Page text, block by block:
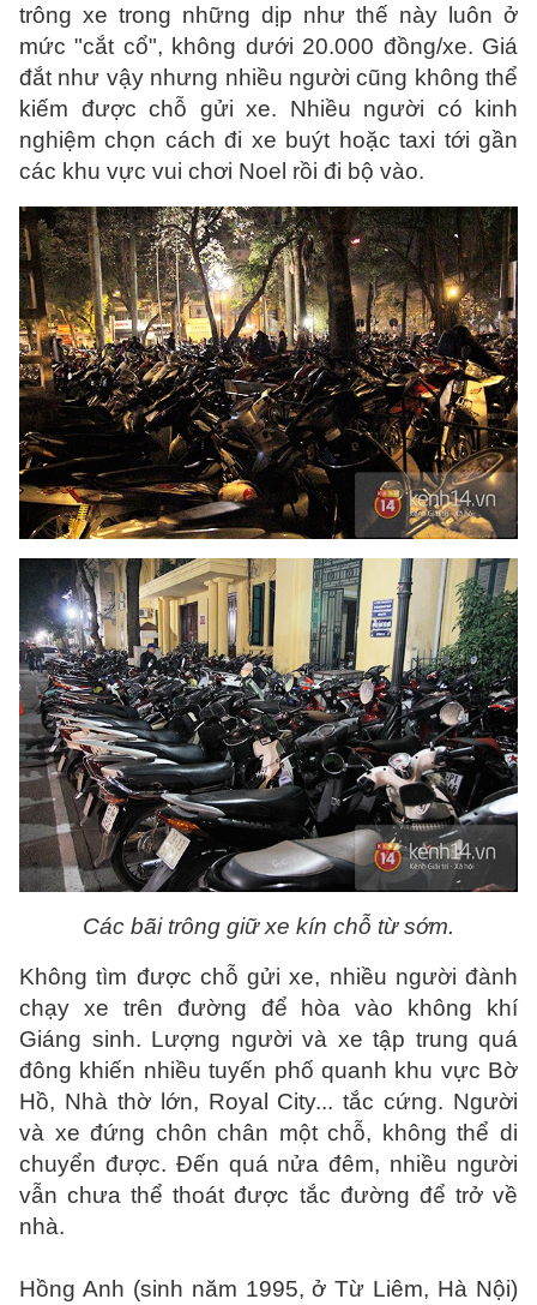
trông xe trong những dịp như thế này luôn ở
mức "cắt cổ", không dưới 20.000 đồng/xe. Giá
đắt như vậy nhưng nhiều người cũng không thể
kiếm được chỗ gửi xe. Nhiều người có kinh
nghiệm chọn cách đi xe buýt hoặc taxi tới gần
các khu vực vui chơi Noel rồi đi bộ vào.
Các bãi trông giữ xe kín chỗ từ sớm.
Không tìm được chỗ gửi xe, nhiều người đành
chạy xe trên đường để hòa vào không khí
Giáng sinh. Lượng người và xe tập trung quá
đông khiến nhiều tuyến phố quanh khu vực Bờ
Hồ, Nhà thờ lớn, Royal City... tắc cứng. Người
và xe đứng chôn chân một chỗ, không thể di
chuyển được. Đến quá nửa đêm, nhiều người
vẫn chưa thể thoát được tắc đường để trở về
nhà.
Hồng Anh (sinh năm 1995, ở Từ Liêm, Hà Nội)